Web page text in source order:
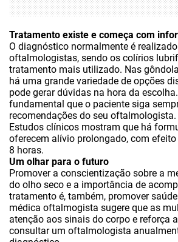
Tratamento existe e começa com
O diagnóstico normalmente é
oftalmologistas, sendo os colírios
tratamento mais utilizado. Nas
há uma grande variedade de opções
pode gerar dúvidas na hora da
fundamental que o paciente siga
recomendações do seu oftalmologista.
Estudos clínicos mostram que há
oferecem alívio prolongado, com
8 horas.
Um olhar para o futuro
Promover a conscientização sobre a
do olho seco e a importância de
tratamento é, também, promover
médica oftalmogista sugere que as
atenção aos sinais do corpo e reforça
consultar um oftalmologista